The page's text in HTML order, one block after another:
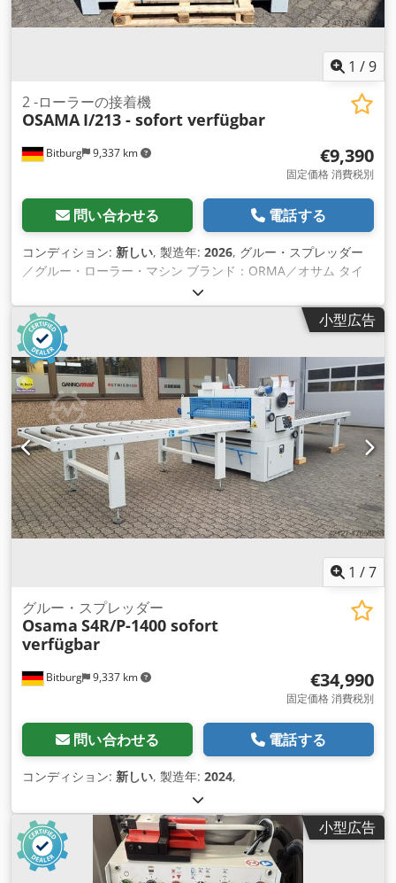
1 /9
Bitburg 9,337 km
2 -ローラーの接着機
OSAMA I/213 - sofort verfügbar
€9,390
固定価格 消費税別
問い合わせる 電話する
コンディション: 新しい, 製造年: 2026, グルー・スプレッダー
／グルー・ローラー・マシン ブランド：ORMA／オサム タイ
プ： I/213 (S2R-1300) 作業幅：1.300 mm 最大通過高さ：100
mm 速度: 18 m/min 作業高さ: 900 mm Dksdpfx Alod Iz
Dfoysr アプリケーションローラーの直径: 185 mm 接続負荷：
0.5馬力 0.37KW 操作側：右 電気: 400 V/ 50 Hz/ 3 フェーズ 技
術設備です： - 溶接されたシートメタルで作られたグルースプ
レッダーの構造。 - 2つのローラーを駆動するためのモーター1
個 - のりしろローラーは耐酸性特殊ゴムで覆われており、フォ
ーム研磨と溝加工が施され、耐摩耗性に優れています。 - 厚い
ゴムの層は何度も成型することができます。 - ローラーサポー
トに特殊ダンパーを装備し、ワークの最大5mmまでの凹凸を補
正するためにローラーを自動的に開くことができます。 - 亜鉛
板製の分配トレイで接着剤を供給します。簡単に取り出して洗
浄できます。 - ローラーの開度を調整するためのハンドホイー
ル1個。 - ローラーの事故防止プロテクション - 最高品質基準の
小型広告
1 /7
Bitburg 9,337 km
グルー・スプレッダー
Osama S4R/P-1400 sofort
verfügbar
€34,990
固定価格 消費税別
問い合わせる 電話する
コンディション: 新しい, 製造年: 2024,
小型広告